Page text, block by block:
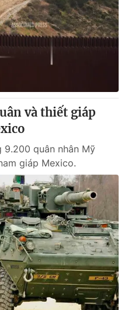
động sản
lòng Việt
Việt Nam
và thiết giáp
9.200 quân nhân Mỹ
giáp Mexico.